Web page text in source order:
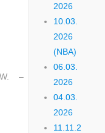
–
2026
10.03.
2026
(NBA)
06.03.
2026
04.03.
2026
11.11.2